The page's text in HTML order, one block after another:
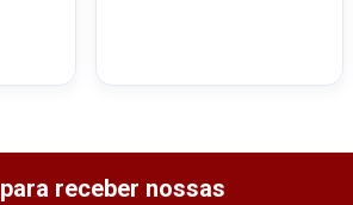
receber nossas